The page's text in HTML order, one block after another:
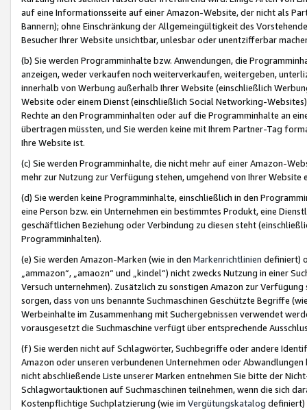
auf eine Informationsseite auf einer Amazon-Website, der nicht als
Bannern); ohne Einschränkung der Allgemeingültigkeit des
Besucher Ihrer Website unsichtbar, unlesbar oder unentzifferbar
(b) Sie werden Programminhalte bzw. Anwendungen, die
anzeigen, weder verkaufen noch weiterverkaufen, weitergeben,
innerhalb von Werbung außerhalb Ihrer Website (einschließlich
Website oder einem Dienst (einschließlich Social Networking-
Rechte an den Programminhalten oder auf die Programminhalte an
übertragen müssten, und Sie werden keine mit Ihrem Partner-Tag
Ihre Website ist.
(c) Sie werden Programminhalte, die nicht mehr auf einer Amazon-
mehr zur Nutzung zur Verfügung stehen, umgehend von Ihrer
(d) Sie werden keine Programminhalte, einschließlich in den
eine Person bzw. ein Unternehmen ein bestimmtes Produkt, eine
geschäftlichen Beziehung oder Verbindung zu diesen steht
Programminhalten).
(e) Sie werden Amazon-Marken (wie in den Markenrichtlinien definiert)
„ammazon“, „amaozn“ und „kindel“) nicht zwecks Nutzung in einer
Versuch unternehmen). Zusätzlich zu sonstigen Amazon zur
sorgen, dass von uns benannte Suchmaschinen Geschützte Begriffe
Werbeinhalte im Zusammenhang mit Suchergebnissen verwendet
vorausgesetzt die Suchmaschine verfügt über entsprechende
(f) Sie werden nicht auf Schlagwörter, Suchbegriffe oder andere
Amazon oder unseren verbundenen Unternehmen oder
nicht abschließende Liste unserer Marken entnehmen Sie bitte der
Schlagwortauktionen auf Suchmaschinen teilnehmen, wenn die sich
Kostenpflichtige Suchplatzierung (wie im Vergütungskatalog definiert)